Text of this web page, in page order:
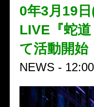
0年3月19
LIVE『蛇
て活動開始
NEWS -